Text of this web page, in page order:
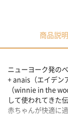
商品説明
ニューヨーク発の
+ anais（エイデン
（winnie in the
して使われてきた
赤ちゃんが快適に